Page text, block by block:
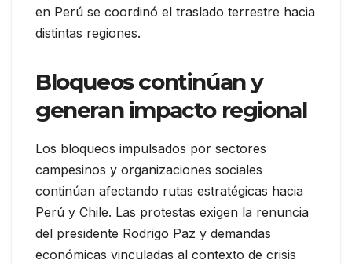
en Perú se coordinó el traslado terrestre hacia
distintas regiones.
Bloqueos continúan y
generan impacto regional
Los bloqueos impulsados por sectores
campesinos y organizaciones sociales
continúan afectando rutas estratégicas hacia
Perú y Chile. Las protestas exigen la renuncia
del presidente Rodrigo Paz y demandas
económicas vinculadas al contexto de crisis